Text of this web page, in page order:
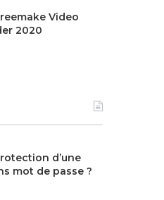
Video
2020
d’une
mot de passe ?